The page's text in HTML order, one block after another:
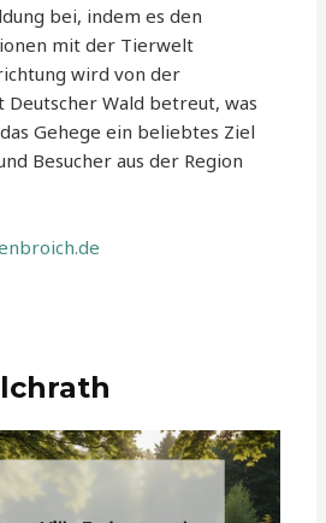
bei, indem es den
mit der Tierwelt
wird von der
Deutscher Wald betreut, was
Gehege ein beliebtes Ziel
Besucher aus der Region